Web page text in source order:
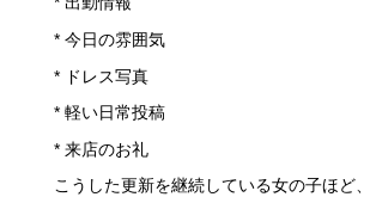
* 今日の雰囲気
* ドレス写真
* 軽い日常投稿
* 来店のお礼
こうした更新を継続している女の子ほど